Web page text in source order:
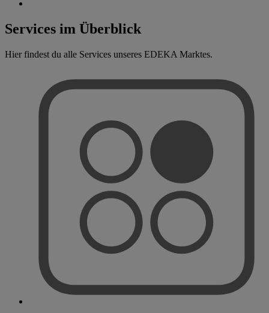
Services im Überblick
Hier findest du alle Services unseres EDEKA Marktes.